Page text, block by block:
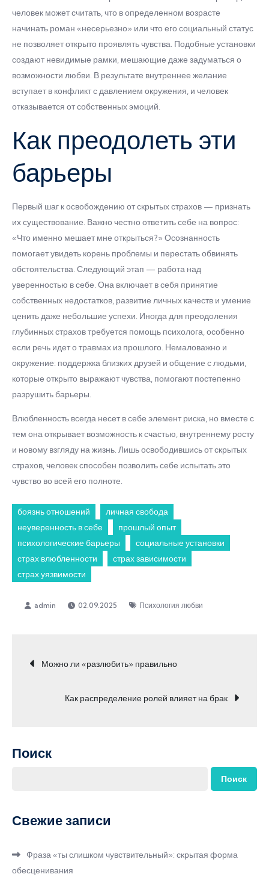
человек может считать, что в определенном возрасте
начинать роман «несерьезно» или что его социальный статус
не позволяет открыто проявлять чувства. Подобные установки
создают невидимые рамки, мешающие даже задуматься о
возможности любви. В результате внутреннее желание
вступает в конфликт с давлением окружения, и человек
отказывается от собственных эмоций.
Как преодолеть эти
барьеры
Первый шаг к освобождению от скрытых страхов — признать
их существование. Важно честно ответить себе на вопрос:
«Что именно мешает мне открыться?» Осознанность
помогает увидеть корень проблемы и перестать обвинять
обстоятельства. Следующий этап — работа над
уверенностью в себе. Она включает в себя принятие
собственных недостатков, развитие личных качеств и умение
ценить даже небольшие успехи. Иногда для преодоления
глубинных страхов требуется помощь психолога, особенно
если речь идет о травмах из прошлого. Немаловажно и
окружение: поддержка близких друзей и общение с людьми,
которые открыто выражают чувства, помогают постепенно
разрушить барьеры.
Влюбленность всегда несет в себе элемент риска, но вместе с
тем она открывает возможность к счастью, внутреннему росту
и новому взгляду на жизнь. Лишь освободившись от скрытых
страхов, человек способен позволить себе испытать это
чувство во всей его полноте.
боязнь отношений
личная свобода
неуверенность в себе
прошлый опыт
психологические барьеры
социальные установки
страх влюбленности
страх зависимости
страх уязвимости
02.09.2025 Психология любви
Навигация
Можно ли «разлюбить» правильно
Как распределение ролей влияет на брак
Поиск
Поиск
Свежие записи
Фраза «ты слишком чувствительный»: скрытая форма
обесценивания